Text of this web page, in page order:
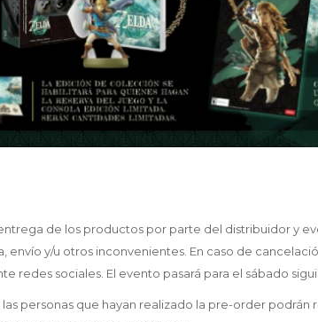
de los productos por parte del distribuidor y
envío y/u otros inconvenientes. En caso de
redes sociales. El evento pasará para el sábado
personas que hayan realizado la pre-order podrán